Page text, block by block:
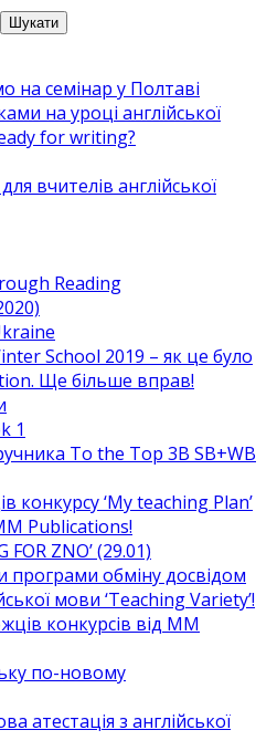
на семінар у Полтаві
на уроці англійської
for writing?
вчителів англійської
Reading
School 2019 – як це було
Ще більше вправ!
1
To the Top 3B SB+WB
конкурсу ‘My teaching Plan’
Publications!
FOR ZNO’ (29.01)
програми обміну досвідом
мови ‘Teaching Variety’!
конкурсів від MM
по-новому
атестація з англійської